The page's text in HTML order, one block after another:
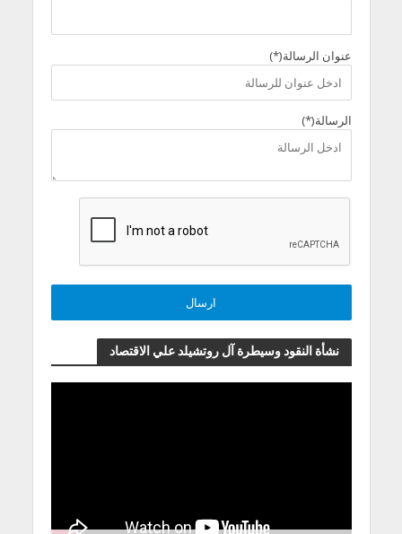
عنوان الرسالة(*)
الرسالة(*)
نشأة النقود وسيطرة آل روتشيلد علي الاقتصاد